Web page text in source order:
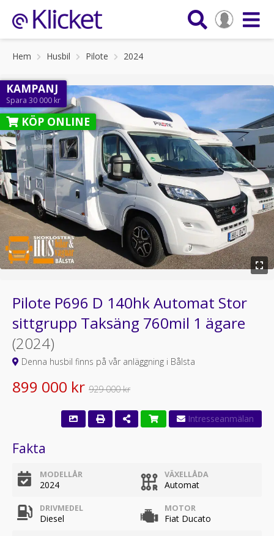
Hem Husbil Pilote 2024
KAMPANJ
Spara 30 000 kr
KÖP ONLINE
Pilote P696 D 140hk Automat Stor
sittgrupp Taksäng 760mil 1 ägare
(2024)
Denna husbil finns på vår anläggning i Bålsta
899 000 kr 929 000 kr
Fakta
MODELLÅR
2024
VÄXELLÅDA
Automat
DRIVMEDEL
Diesel
MOTOR
Fiat Ducato